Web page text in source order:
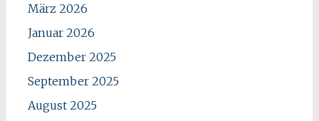
März 2026
Januar 2026
Dezember 2025
September 2025
August 2025